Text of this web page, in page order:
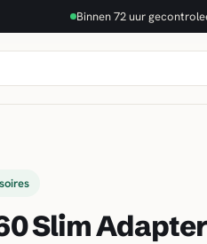
Binnen 72 uur
Slim